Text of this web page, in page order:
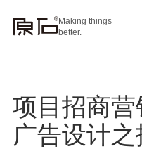
Making things
better.
项目招商
广告设计